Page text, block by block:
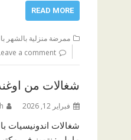
READ MORE
ممرضة منزلية بالشهر
a comment
شغالات من اوغندا
فبراير 12, 2026
شغالات اندونيسيات